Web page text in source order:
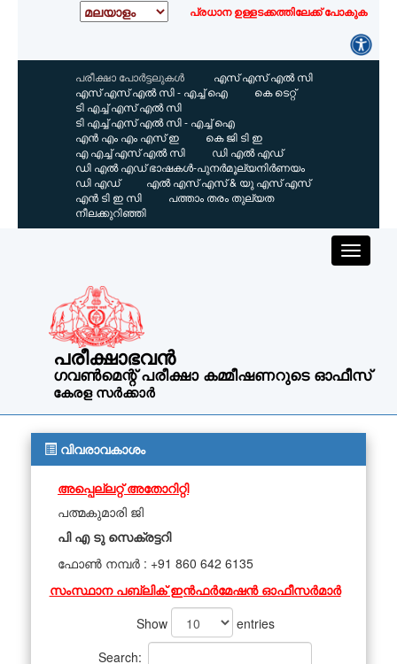
പ്രധാന ഉള്ളടക്കത്തിലേക്ക് പോകുക
പരീക്ഷാ പോർട്ടലുകൾ
എസ്‌ എസ്‌ എൽ സി
എസ്‌ എസ്‌ എൽ സി - എച്ച് ഐ
കെ ടെറ്റ്
ടി എച്ച് എസ്‌ എൽ സി
ടി എച്ച് എസ്‌ എൽ സി - എച്ച് ഐ
എൻ എം എം എസ്‌ ഇ
കെ ജി ടി ഇ
എ എച്ച് എസ്‌ എൽ സി
ഡി എൽ എഡ്
ഡി എൽ എഡ് ഭാഷകൾ-പുനർമൂല്യനിർണയം
ഡി എഡ്
എൽ എസ്‌ എസ്‌ & യു എസ്‌ എസ്‌
എൻ ടി ഇ സി
പത്താം തരം തുല്യത
നീലക്കുറിഞ്ഞി
പരീക്ഷാഭവൻ
ഗവൺമെന്റ് പരീക്ഷാ കമ്മീഷണറുടെ ഓഫീസ്
കേരള സർക്കാർ
വിവരാവകാശം
അപ്പെല്ലറ്റ് അതോറിറ്റി
പത്മകുമാരി ജി
പി എ ടു സെക്രട്ടറി
ഫോൺ നമ്പർ : +91 860 642 6135
സംസ്ഥാന പബ്ലിക് ഇൻഫർമേഷൻ ഓഫീസർമാർ
Show
entries
Search: